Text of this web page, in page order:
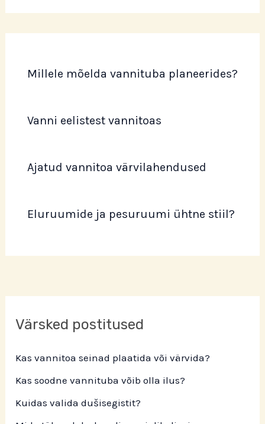
Millele mõelda vannituba planeerides?
Vanni eelistest vannitoas
Ajatud vannitoa värvilahendused
Eluruumide ja pesuruumi ühtne stiil?
Värsked postitused
Kas vannitoa seinad plaatida või värvida?
Kas soodne vannituba võib olla ilus?
Kuidas valida dušisegistit?